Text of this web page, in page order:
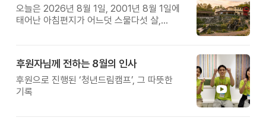
오늘은 2026년 8월 1일, 2001년 8월 1일에
태어난 아침편지가 어느덧 스물다섯 살,
후원자님께 전하는 8월의 인사
후원으로 진행된 ‘청년드림캠프’, 그 따뜻한
기록